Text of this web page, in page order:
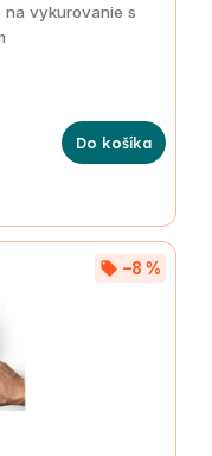
Do košíka
vykurovanie s
–8 %